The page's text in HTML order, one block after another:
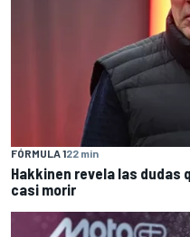
FÓRMULA 122 min
Hakkinen revela las dudas
casi morir